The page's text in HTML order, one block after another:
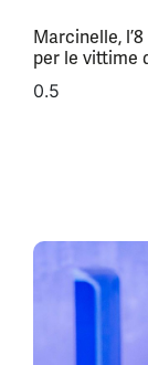
Marcinelle,
per le vittime